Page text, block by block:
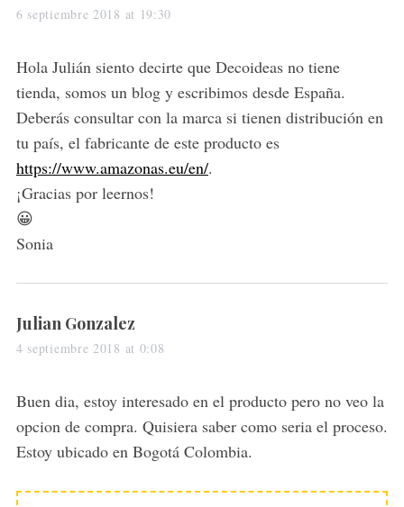
a
s
:
6 septiembre 2018 at 19:30
Hola Julián siento decirte que Decoideas no tiene
tienda, somos un blog y escribimos desde España.
Deberás consultar con la marca si tienen distribución en
tu país, el fabricante de este producto es
https://www.amazonas.eu/en/.
¡Gracias por leernos!
😀
Sonia
s
a
s
:
Julian Gonzalez
4 septiembre 2018 at 0:08
Buen dia, estoy interesado en el producto pero no veo la
opcion de compra. Quisiera saber como seria el proceso.
Estoy ubicado en Bogotá Colombia.
c
o
r
: